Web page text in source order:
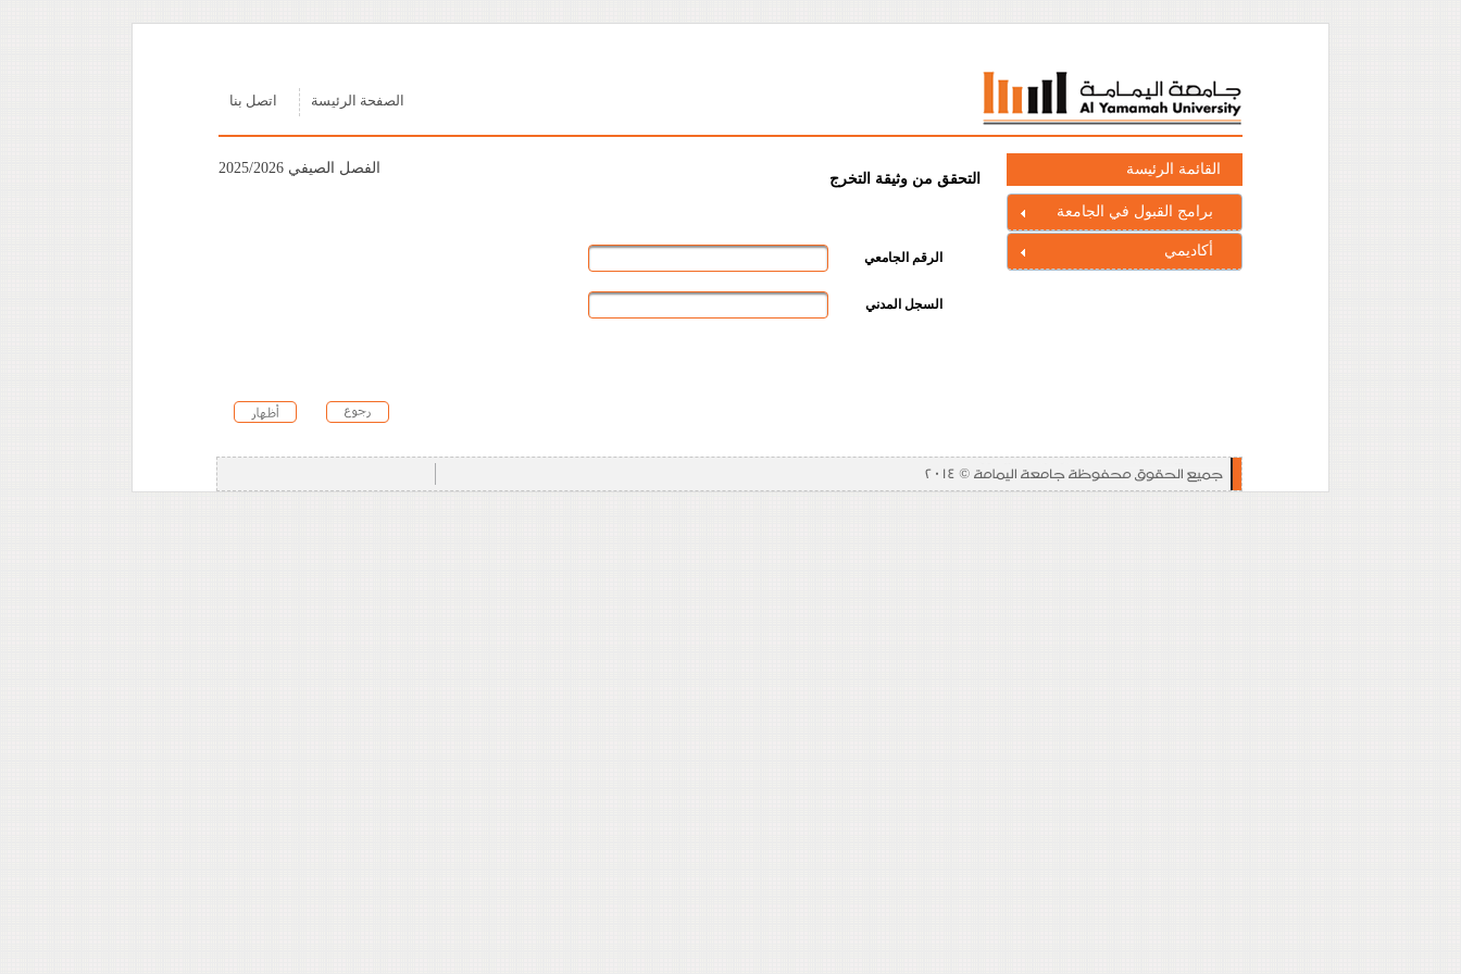
اتصل بنا الصفحة الرئيسة
القائمة الرئيسة
برامج القبول في الجامعة
أكاديمي
التحقق من وثيقة التخرج
الفصل الصيفي 2025/2026
الرقم الجامعي
السجل المدني